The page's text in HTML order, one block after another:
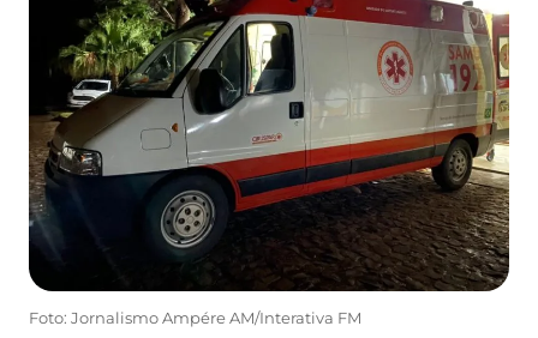
Foto: Jornalismo Ampére AM/Interativa FM